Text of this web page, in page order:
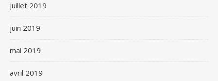
juillet 2019
juin 2019
mai 2019
avril 2019